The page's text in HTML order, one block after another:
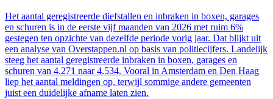
Het aantal geregistreerde diefstallen en inbraken in boxen, garages
en schuren is in de eerste vijf maanden van 2026 met ruim 6%
gestegen ten opzichte van dezelfde periode vorig jaar. Dat blijkt uit
een analyse van Overstappen.nl op basis van politiecijfers. Landelijk
steeg het aantal geregistreerde inbraken in boxen, garages en
schuren van 4.271 naar 4.534. Vooral in Amsterdam en Den Haag
liep het aantal meldingen op, terwijl sommige andere gemeenten
juist een duidelijke afname laten zien.